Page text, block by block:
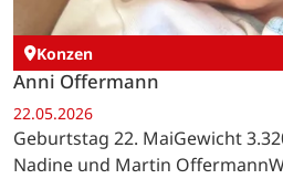
Konzen
Anni Offermann
22.05.2026
Geburtstag 22. MaiGewicht
Nadine und Martin